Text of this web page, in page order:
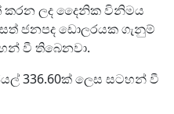
කරන ලද දෛනික විනිමය
ජනපද ඩොලරයක ගැනුම්
වී තිබෙනවා.
336.60ක් ලෙස සටහන් වී